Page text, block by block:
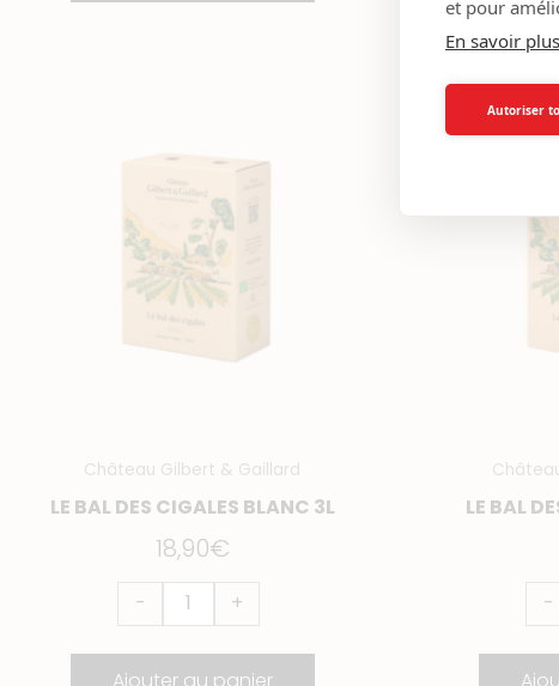
et pour
En savoir plus
Autoriser
Château Gilbert & Gaillard
LE BAL DES CIGALES BLANC 3L
18,90€
-
Cigales
Blanc
3L
+
LE BAL
-
de
Le
3L